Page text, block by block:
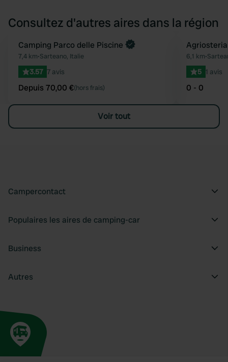
Consultez d'autres aires dans la région
Préféré
Reserve maintenant
Camping Parco delle Piscine
7,4 km•Sarteano, Italie
3.57 7 avis
Depuis 70,00 €(hors frais)
6,1 km•
5 1 avis
0 - 0
Voir tout
Campercontact
Populaires les aires de camping-car
Business
Autres